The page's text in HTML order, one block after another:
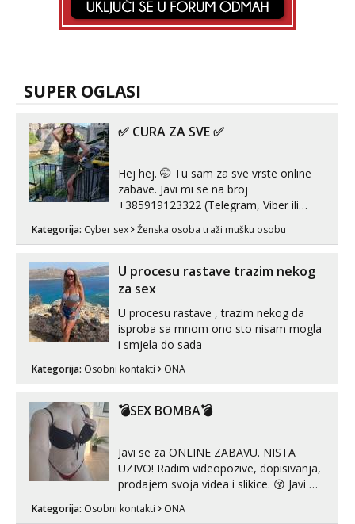
SUPER OGLASI
✅ CURA ZA SVE ✅
Hej hej. 🤭 Tu sam za sve vrste online
zabave. Javi mi se na broj
+385919123322 (Telegram, Viber ili
Whatsapp). 🤙 NE javljaj se na uzivo.
Hvala.
Kategorija: Cyber sex Ženska osoba traži mušku osobu
U procesu rastave trazim nekog
za sex
U procesu rastave , trazim nekog da
isproba sa mnom ono sto nisam mogla
i smjela do sada
Kategorija: Osobni kontakti ONA
💣SEX BOMBA💣
Javi se za ONLINE ZABAVU. NISTA
UZIVO! Radim videopozive, dopisivanja,
prodajem svoja videa i slikice. 😚 Javi mi
Telegram. +385 91 723 0045
Kategorija: Osobni kontakti ONA